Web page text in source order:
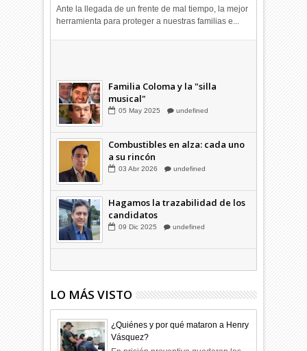
Ante la llegada de un frente de mal tiempo, la mejor
herramienta para proteger a nuestras familias e...
Familia Coloma y la "silla
05 May 2025 undefined
Combustibles en alza: cada uno
03Abr 2026 undefined
Hagamos la trazabilidad de los
09 Dic 2025 undefined
LO MÁS VISTO
¿Quiénes y por qué mataron a Henry
Vásquez?